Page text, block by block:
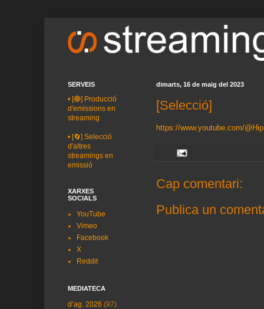
dimarts, 16 de maig del 2023
[Selecció]
https://www.youtube.com/
Cap comentari:
Publica un
SERVEIS
• [🔴] Producció
d'emissions en
streaming
• [🔄] Selecció
d'altres
streamings en
emissió
XARXES
SOCIALS
YouTube
Vimeo
Facebook
X
Reddit
MEDIATECA
d’ag. 2026 (97)